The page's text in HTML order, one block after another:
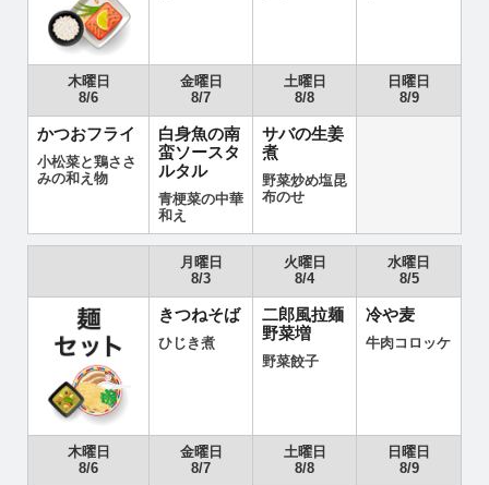
木曜日
8/6
金曜日
8/7
土曜日
8/8
日曜日
8/9
かつおフライ
小松菜と鶏ささ
みの和え物
白身魚の南
蛮ソースタ
ルタル
青梗菜の中華
和え
サバの生姜
煮
野菜炒め塩昆
布のせ
月曜日
8/3
火曜日
8/4
水曜日
8/5
きつねそば
ひじき煮
二郎風拉麺
野菜増
野菜餃子
冷や麦
牛肉コロッケ
木曜日
8/6
金曜日
8/7
土曜日
8/8
日曜日
8/9